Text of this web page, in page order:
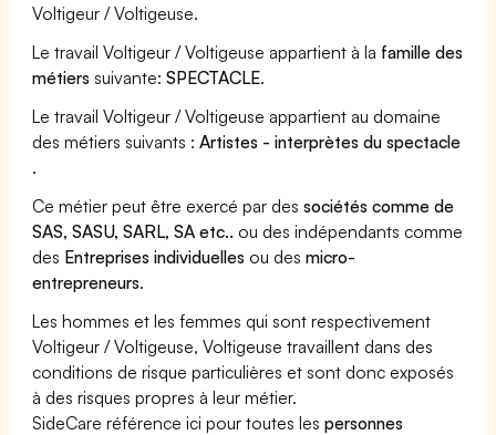
Voltigeur / Voltigeuse.
Le travail Voltigeur / Voltigeuse appartient à la famille des
métiers suivante:SPECTACLE.
Le travail Voltigeur / Voltigeuse appartient au domaine
des métiers suivants :Artistes - interprètes du spectacle
.
Ce métier peut être exercé par dessociétés comme de
SAS, SASU, SARL, SA etc.. ou des indépendants comme
des Entreprises individuelles ou desmicro-
entrepreneurs.
Les hommes et les femmes qui sont respectivement
Voltigeur / Voltigeuse, Voltigeuse travaillent dans des
conditions de risque particulières et sont donc exposés
à des risques propres à leur métier.
SideCare référence ici pour toutes lespersonnes